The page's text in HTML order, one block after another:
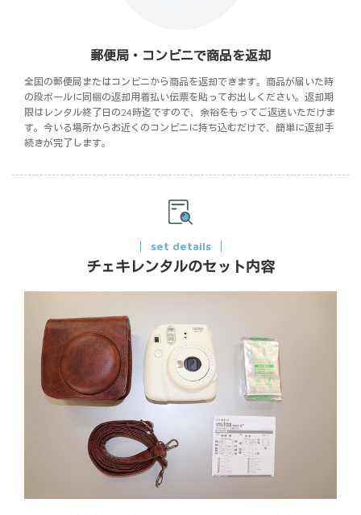
郵便局・コンビニで商品を返却
全国の郵便局またはコンビニから商品を返却できます。商品が届いた時
の段ボールに同梱の返却用着払い伝票を貼ってお出しください。返却期
限はレンタル終了日の24時迄ですので、余裕をもってご返送いただけま
す。今いる場所からお近くのコンビニに持ち込むだけで、簡単に返却手
続きが完了します。
set details
チェキレンタルのセット内容